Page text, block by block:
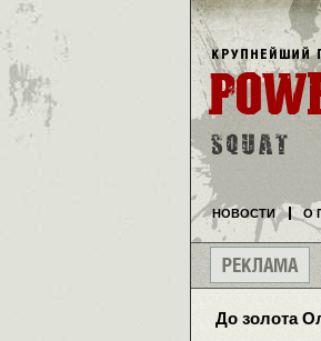
До золота
НОВОСТИ О